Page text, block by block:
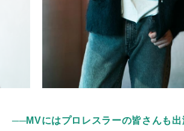
──MVにはプロレスラーの皆さんも出